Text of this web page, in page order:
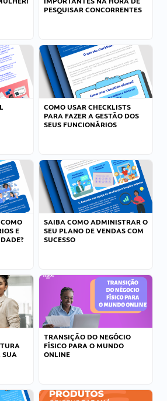
PESQUISAR CONCORRENTES
COMO USAR CHECKLISTS
PARA FAZER A GESTÃO DOS
SEUS FUNCIONÁRIOS
E
SAIBA COMO ADMINISTRAR O
SEU PLANO DE VENDAS COM
SUCESSO
SUA
TRANSIÇÃO DO NEGÓCIO
FÍSICO PARA O MUNDO
ONLINE